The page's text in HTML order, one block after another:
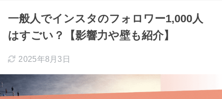
一般人でインスタのフォロワー1,000人
はすごい？【影響力や壁も紹介】
2025年8月3日